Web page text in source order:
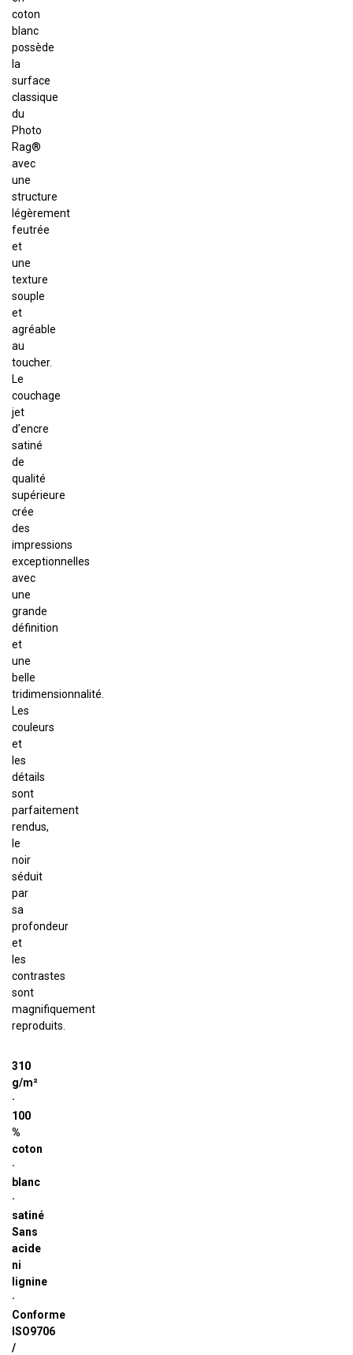
coton
blanc
possède
la
surface
classique
du
Photo
Rag®
avec
une
structure
légèrement
feutrée
et
une
texture
souple
et
agréable
au
toucher.
Le
couchage
jet
d’encre
satiné
de
qualité
supérieure
crée
des
impressions
exceptionnelles
avec
une
grande
définition
et
une
belle
tridimensionnalité.
Les
couleurs
et
les
détails
sont
parfaitement
rendus,
le
noir
séduit
par
sa
profondeur
et
les
contrastes
sont
magnifiquement
reproduits.
310
g/m²
·
100
%
coton
·
blanc
·
satiné
Sans
acide
ni
lignine
·
Conforme
ISO9706
/